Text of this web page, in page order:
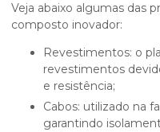
Veja abaixo algumas das
composto inovador:
Revestimentos: o plastisol é empregado em
revestimentos
e resistência;
Cabos: utilizado na fabricação de cabos elétricos e fios,
garantindo